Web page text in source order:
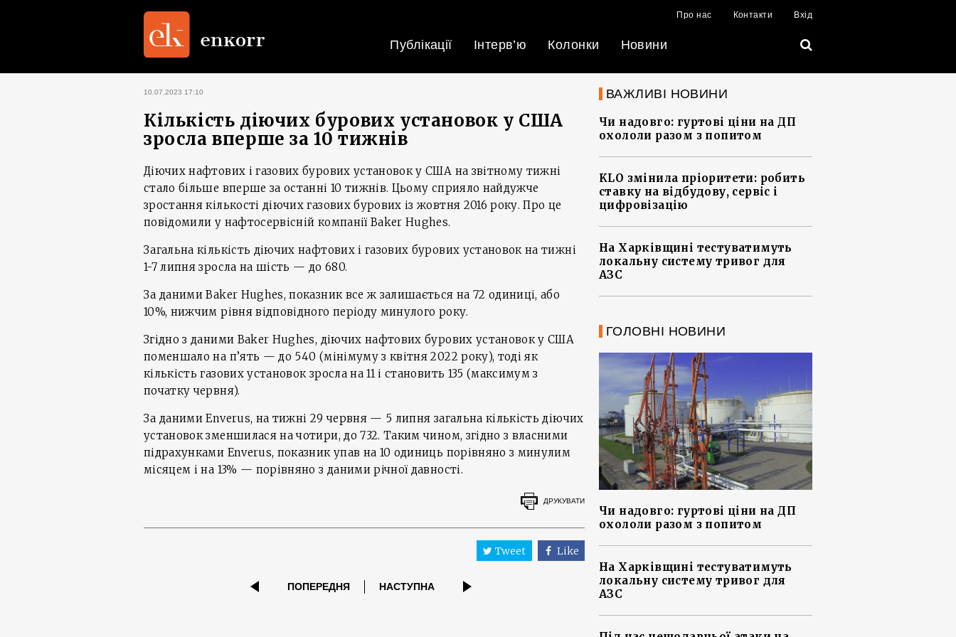
Про нас Контакти Вхід
Публікації Інтерв’ю Колонки Новини
10.07.2023 17:10
Кількість діючих бурових установок у США
зросла вперше за 10 тижнів
Діючих нафтових і газових бурових установок у США на звітному тижні
стало більше вперше за останні 10 тижнів. Цьому сприяло найдужче
зростання кількості діючих газових бурових із жовтня 2016 року. Про це
повідомили у нафтосервісній компанії Baker Hughes.
Загальна кількість діючих нафтових і газових бурових установок на тижні
1-7 липня зросла на шість — до 680.
За даними Baker Hughes, показник все ж залишається на 72 одиниці, або
10%, нижчим рівня відповідного періоду минулого року.
Згідно з даними Baker Hughes, діючих нафтових бурових установок у США
поменшало на п’ять — до 540 (мінімуму з квітня 2022 року), тоді як
кількість газових установок зросла на 11 і становить 135 (максимум з
початку червня).
За даними Enverus, на тижні 29 червня — 5 липня загальна кількість діючих
установок зменшилася на чотири, до 732. Таким чином, згідно з власними
підрахунками Enverus, показник упав на 10 одиниць порівняно з минулим
місяцем і на 13% — порівняно з даними річної давності.
ДРУКУВАТИ
Tweet Like
ПОПЕРЕДНЯ НАСТУПНА
ВАЖЛИВІ НОВИНИ
Чи надовго: гуртові ціни на ДП
охололи разом з попитом
KLO змінила пріоритети: робить
ставку на відбудову, сервіс і
цифровізацію
На Харківщині тестуватимуть
локальну систему тривог для
АЗС
ГОЛОВНІ НОВИНИ
Чи надовго: гуртові ціни на ДП
охололи разом з попитом
На Харківщині тестуватимуть
локальну систему тривог для
АЗС